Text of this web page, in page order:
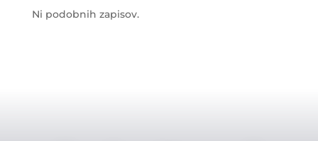
Ni podobnih zapisov.